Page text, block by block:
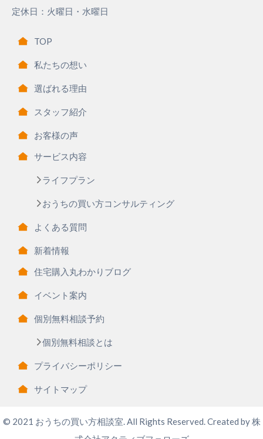
定休日：火曜日・水曜日
TOP
私たちの想い
選ばれる理由
スタッフ紹介
お客様の声
サービス内容
ライフプラン
おうちの買い方コンサルティング
よくある質問
新着情報
住宅購入丸わかりブログ
イベント案内
個別無料相談予約
個別無料相談とは
プライバシーポリシー
サイトマップ
© 2021 おうちの買い方相談室. All Rights Reserved. Created by株